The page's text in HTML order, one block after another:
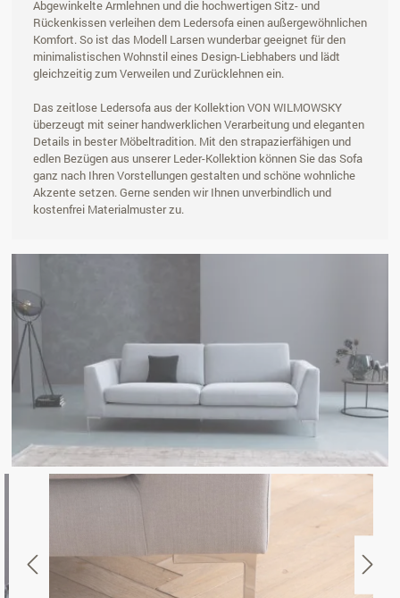
Abgewinkelte Armlehnen und die hochwertigen Sitz- und
Rückenkissen verleihen dem Ledersofa einen außergewöhnlichen
Komfort. So ist das Modell Larsen wunderbar geeignet für den
minimalistischen Wohnstil eines Design-Liebhabers und lädt
gleichzeitig zum Verweilen und Zurücklehnen ein.
Das zeitlose Ledersofa aus der Kollektion VON WILMOWSKY
überzeugt mit seiner handwerklichen Verarbeitung und eleganten
Details in bester Möbeltradition. Mit den strapazierfähigen und
edlen Bezügen aus unserer Leder-Kollektion können Sie das Sofa
ganz nach Ihren Vorstellungen gestalten und schöne wohnliche
Akzente setzen. Gerne senden wir Ihnen unverbindlich und
kostenfrei Materialmuster zu.